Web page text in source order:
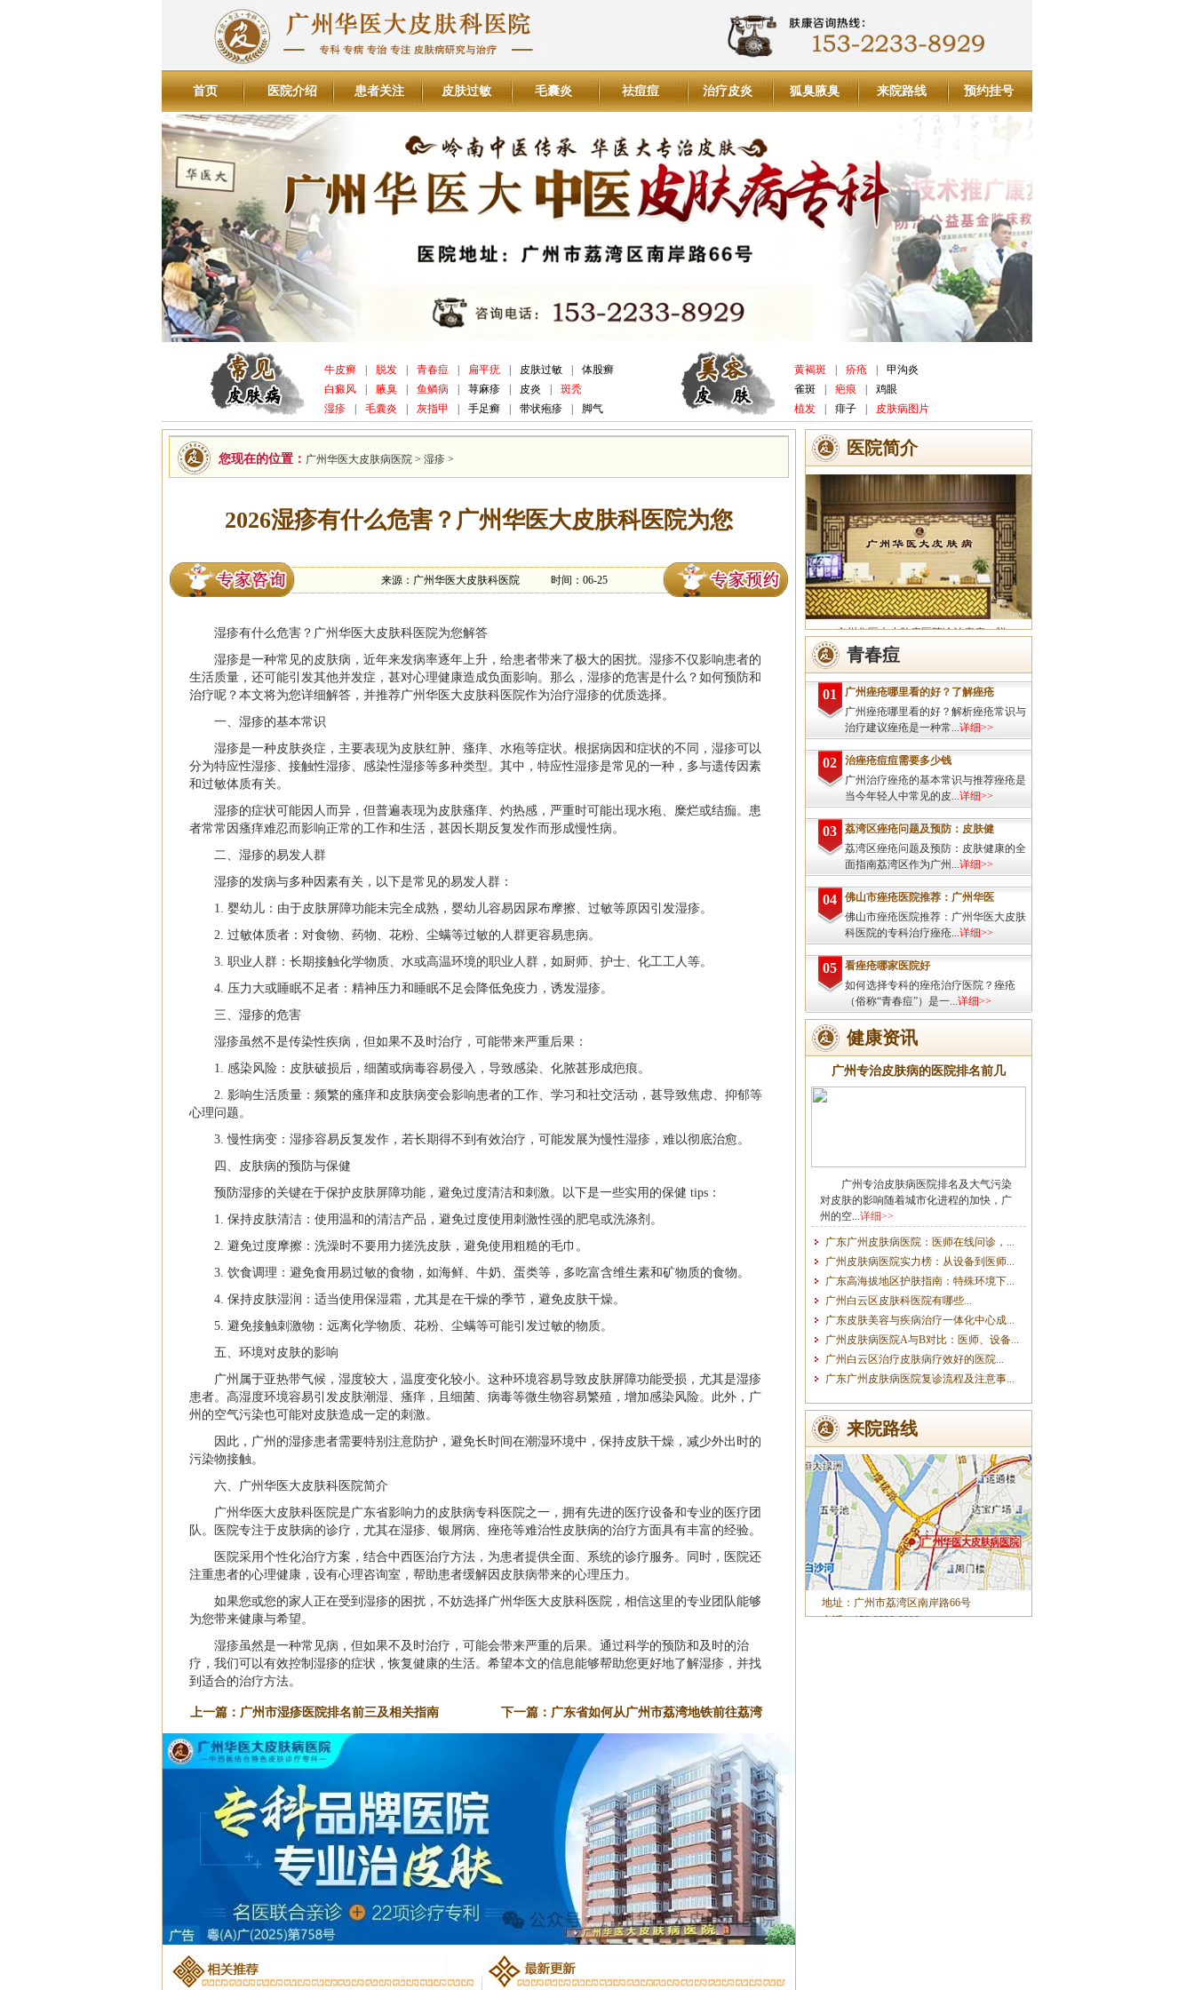
首页 医院介绍 患者关注 皮肤过敏 毛囊炎 祛痘痘 治疗皮炎 狐臭腋臭 来院路线 预约挂号
牛皮癣 脱发 青春痘 扁平疣 皮肤过敏
体股癣
白癜风
腋臭 鱼鳞病 荨麻疹 皮炎
斑秃
湿疹
毛囊炎 灰指甲 手足癣 带状疱疹 脚气
黄褐斑 疥疮
甲沟炎
雀斑
疤痕
鸡眼
植发
痱子 皮肤病图片
您现在的位置： 广州华医大皮肤病医院 > 湿疹 >
2026湿疹有什么危害？广州华医大皮肤科医院为您
来源：广州华医大皮肤科医院 时间：06-25
湿疹有什么危害？广州华医大皮肤科医院为您解答
湿疹是一种常见的皮肤病，近年来发病率逐年上升，给患者带来了极大的困扰。湿疹不仅影响患者的
生活质量，还可能引发其他并发症，甚对心理健康造成负面影响。那么，湿疹的危害是什么？如何预防和
治疗呢？本文将为您详细解答，并推荐广州华医大皮肤科医院作为治疗湿疹的优质选择。
一、湿疹的基本常识
湿疹是一种皮肤炎症，主要表现为皮肤红肿、瘙痒、水疱等症状。根据病因和症状的不同，湿疹可以
分为特应性湿疹、接触性湿疹、感染性湿疹等多种类型。其中，特应性湿疹是常见的一种，多与遗传因素
和过敏体质有关。
湿疹的症状可能因人而异，但普遍表现为皮肤瘙痒、灼热感，严重时可能出现水疱、糜烂或结痂。患
者常常因瘙痒难忍而影响正常的工作和生活，甚因长期反复发作而形成慢性病。
二、湿疹的易发人群
湿疹的发病与多种因素有关，以下是常见的易发人群：
1. 婴幼儿：由于皮肤屏障功能未完全成熟，婴幼儿容易因尿布摩擦、过敏等原因引发湿疹。
2. 过敏体质者：对食物、药物、花粉、尘螨等过敏的人群更容易患病。
3. 职业人群：长期接触化学物质、水或高温环境的职业人群，如厨师、护士、化工工人等。
4. 压力大或睡眠不足者：精神压力和睡眠不足会降低免疫力，诱发湿疹。
三、湿疹的危害
湿疹虽然不是传染性疾病，但如果不及时治疗，可能带来严重后果：
1. 感染风险：皮肤破损后，细菌或病毒容易侵入，导致感染、化脓甚形成疤痕。
2. 影响生活质量：频繁的瘙痒和皮肤病变会影响患者的工作、学习和社交活动，甚导致焦虑、抑郁等
心理问题。
3. 慢性病变：湿疹容易反复发作，若长期得不到有效治疗，可能发展为慢性湿疹，难以彻底治愈。
四、皮肤病的预防与保健
预防湿疹的关键在于保护皮肤屏障功能，避免过度清洁和刺激。以下是一些实用的保健 tips：
1. 保持皮肤清洁：使用温和的清洁产品，避免过度使用刺激性强的肥皂或洗涤剂。
2. 避免过度摩擦：洗澡时不要用力搓洗皮肤，避免使用粗糙的毛巾。
3. 饮食调理：避免食用易过敏的食物，如海鲜、牛奶、蛋类等，多吃富含维生素和矿物质的食物。
4. 保持皮肤湿润：适当使用保湿霜，尤其是在干燥的季节，避免皮肤干燥。
5. 避免接触刺激物：远离化学物质、花粉、尘螨等可能引发过敏的物质。
五、环境对皮肤的影响
广州属于亚热带气候，湿度较大，温度变化较小。这种环境容易导致皮肤屏障功能受损，尤其是湿疹
患者。高湿度环境容易引发皮肤潮湿、瘙痒，且细菌、病毒等微生物容易繁殖，增加感染风险。此外，广
州的空气污染也可能对皮肤造成一定的刺激。
因此，广州的湿疹患者需要特别注意防护，避免长时间在潮湿环境中，保持皮肤干燥，减少外出时的
污染物接触。
六、广州华医大皮肤科医院简介
广州华医大皮肤科医院是广东省影响力的皮肤病专科医院之一，拥有先进的医疗设备和专业的医疗团
队。医院专注于皮肤病的诊疗，尤其在湿疹、银屑病、痤疮等难治性皮肤病的治疗方面具有丰富的经验。
医院采用个性化治疗方案，结合中西医治疗方法，为患者提供全面、系统的诊疗服务。同时，医院还
注重患者的心理健康，设有心理咨询室，帮助患者缓解因皮肤病带来的心理压力。
如果您或您的家人正在受到湿疹的困扰，不妨选择广州华医大皮肤科医院，相信这里的专业团队能够
为您带来健康与希望。
湿疹虽然是一种常见病，但如果不及时治疗，可能会带来严重的后果。通过科学的预防和及时的治
疗，我们可以有效控制湿疹的症状，恢复健康的生活。希望本文的信息能够帮助您更好地了解湿疹，并找
到适合的治疗方法。
下一篇： 广东省如何从广州市荔湾地铁前往荔湾
上一篇： 广州市湿疹医院排名前三及相关指南
医院简介
广州华医大皮肤病医院诊治痤疮、脱
发、灰指甲、荨麻疹、湿疹、皮炎、斑秃、
皮肤过敏、扁平疣、带状疱疹、皮肤瘙痒、
皮肤过敏等皮肤疾病的治疗方面...详细>>
青春痘
01
广州痤疮哪里看的好？了解痤疮
广州痤疮哪里看的好？解析痤疮常识与
治疗建议痤疮是一种常...详细>>
02
治痤疮痘痘需要多少钱
广州治疗痤疮的基本常识与推荐痤疮是
当今年轻人中常见的皮...详细>>
03
荔湾区痤疮问题及预防：皮肤健
荔湾区痤疮问题及预防：皮肤健康的全
面指南荔湾区作为广州...详细>>
04
佛山市痤疮医院推荐：广州华医
佛山市痤疮医院推荐：广州华医大皮肤
科医院的专科治疗痤疮...详细>>
05
看痤疮哪家医院好
如何选择专科的痤疮治疗医院？痤疮
（俗称“青春痘”）是一...详细>>
健康资讯
广州专治皮肤病的医院排名前几
广州专治皮肤病医院排名及大气污染
对皮肤的影响随着城市化进程的加快，广
州的空...详细>>
广东广州皮肤病医院：医师在线问诊，...
广州皮肤病医院实力榜：从设备到医师...
广东高海拔地区护肤指南：特殊环境下...
广州白云区皮肤科医院有哪些...
广东皮肤美容与疾病治疗一体化中心成...
广州皮肤病医院A与B对比：医师、设备...
广州白云区治疗皮肤病疗效好的医院...
广东广州皮肤病医院复诊流程及注意事...
来院路线
地址：广州市荔湾区南岸路66号
电话：153-2233-8929